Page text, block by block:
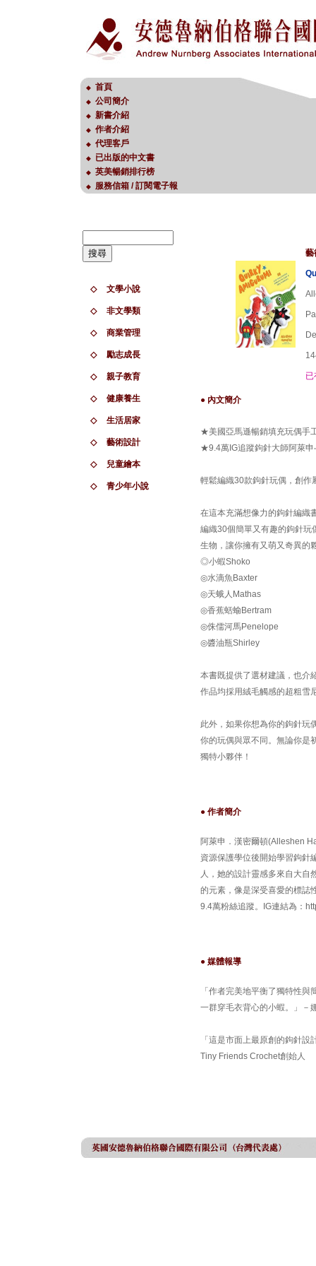
◆ 首頁
◆ 公司簡介
◆ 新書介紹
◆ 作者介紹
◆ 代理客戶
◆ 已出版的中文書
◆ 英美暢銷排行榜
◆ 服務信箱 / 訂閱電子報
◇ 文學小說
◇ 非文學類
◇ 商業管理
◇ 勵志成長
◇ 親子教育
◇ 健康養生
◇ 生活居家
◇ 藝術設計
◇ 兒童繪本
◇ 青少年小說
藝
● 內文簡介
★美國亞馬遜暢銷填充玩偶手
★9.4萬IG追蹤鉤針大師阿萊申
輕鬆編織30款鉤針玩偶，創作
在這本充滿想像力的鉤針編織
編織30個簡單又有趣的鉤針玩
生物，讓你擁有又萌又奇異的
◎小蝦Shoko
◎水滴魚Baxter
◎天蛾人Mathas
◎香蕉蛞蝓Bertram
◎侏儒河馬Penelope
◎醬油瓶Shirley
本書既提供了選材建議，也介
作品均採用絨毛觸感的超粗雪
此外，如果你想為你的鉤針玩
你的玩偶與眾不同。無論你是
獨特小夥伴！
● 作者簡介
阿萊申．漢密爾頓(Alleshen
資源保護學位後開始學習鉤針
人，她的設計靈感多來自大自
的元素，像是深受喜愛的標誌
9.4萬粉絲追蹤。IG連結為：
● 媒體報導
「作者完美地平衡了獨特性
一群穿毛衣背心的小蝦。」－
「這是市面上最原創的鉤針
Tiny Friends Crochet創始人